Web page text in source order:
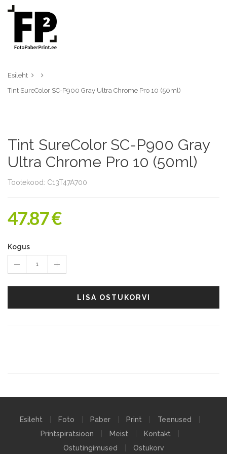
Esileht
Tint SureColor SC-P900 Gray Ultra Chrome Pro 10 (50ml)
Tint SureColor SC-P900 Gray
Ultra Chrome Pro 10 (50ml)
Tootekood: C13T47A700
47.87 €
Kogus
1
LISA OSTUKORVI
Esileht Foto Paber Print
Teenused
Printspiratsioon
Meist
Kontakt
Ostutingimused
Ostukorv